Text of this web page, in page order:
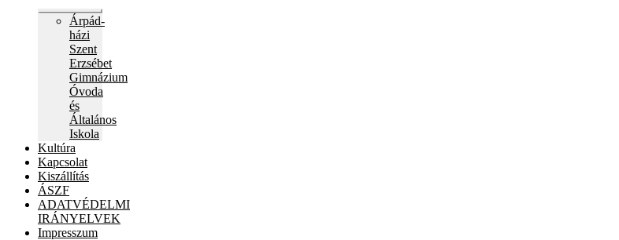
Expand
child
Árpád-
házi
Szent
Erzsébet
Gimnázium
Óvoda
és
Általános
Iskola
Kultúra
Kapcsolat
Kiszállítás
ÁSZF
ADATVÉDELMI
IRÁNYELVEK
Impresszum